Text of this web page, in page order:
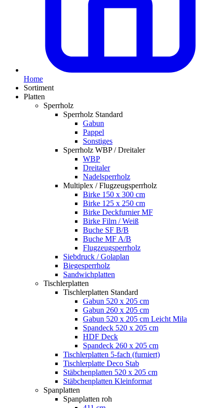
Home
Sortiment
Platten
Sperrholz
Sperrholz Standard
Gabun
Pappel
Sonstiges
Sperrholz WBP / Dreitaler
WBP
Dreitaler
Nadelsperrholz
Multiplex / Flugzeugsperrholz
Birke 150 x 300 cm
Birke 125 x 250 cm
Birke Deckfurnier MF
Birke Film / Weiß
Buche SF B/B
Buche MF A/B
Flugzeugsperrholz
Siebdruck / Golaplan
Biegesperrholz
Sandwichplatten
Tischlerplatten
Tischlerplatten Standard
Gabun 520 x 205 cm
Gabun 260 x 205 cm
Gabun 520 x 205 cm Leicht Mila
Spandeck 520 x 205 cm
HDF Deck
Spandeck 260 x 205 cm
Tischlerplatten 5-fach (furniert)
Tischlerplatte Deco Stab
Stäbchenplatten 520 x 205 cm
Stäbchenplatten Kleinformat
Spanplatten
Spanplatten roh